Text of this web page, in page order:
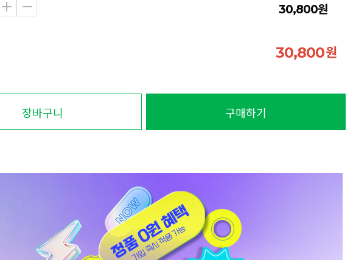
30,800원
30,800원
장바구니 구매하기